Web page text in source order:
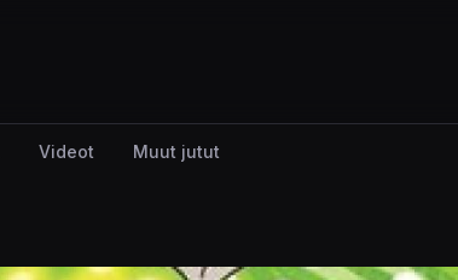
Videot Muut jutut